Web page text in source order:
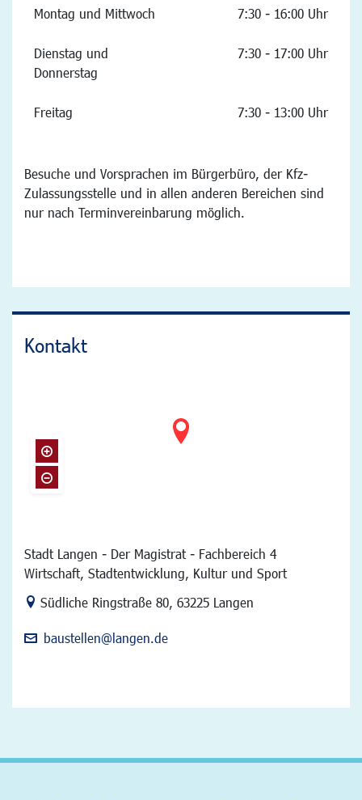
Montag und Mittwoch 7:30 - 16:00 Uhr
Dienstag und
Donnerstag
7:30 - 17:00 Uhr
Freitag 7:30 - 13:00 Uhr
Besuche und Vorsprachen im Bürgerbüro, der Kfz-
Zulassungsstelle und in allen anderen Bereichen sind
nur nach Terminvereinbarung möglich.
Kontakt
Stadt Langen - Der Magistrat - Fachbereich 4
Wirtschaft, Stadtentwicklung, Kultur und Sport
Link zur Google-Maps Navigation
Südliche Ringstraße 80, 63225 Langen
baustellen@langen.de